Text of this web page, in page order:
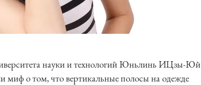
науки и технологий Юньлинь ИЦзы-Юй
о том, что вертикальные полосы на одежде